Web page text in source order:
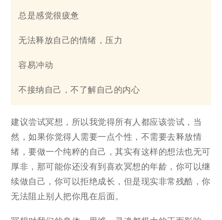
总是感觉很疲惫
无法释放自己的情绪，压力
容易冲动
不接纳自己，不了解自己的内心
建议尝试冥想，所以我觉得所有人都应该尝试，当
然，如果你觉得人需要一点个性，不需要去释放情
绪，要做一个纯粹的自己，其实有这样的想法也无可
厚非，那可能你还没有到喜欢冥想的年龄，你可以继
续做自己，你可以拒绝成长，但是现实非常残酷，你
无法阻止别人把你甩在后面。